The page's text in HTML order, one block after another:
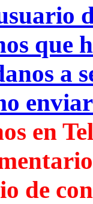
que
a
en
de